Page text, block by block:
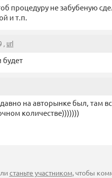
процедуру не забубеную
и т.п.
, url
будет
на авторынке был, там
количестве)))))))
станьте участником, чтобы